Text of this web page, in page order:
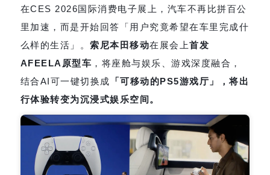
在CES 2026国际消费电子展上，汽车不再比拼百公
里加速，而是开始回答「用户究竟希望在车里完成什
么样的生活」。索尼本田移动在展会上首发
AFEELA原型车 ，将座舱与娱乐、游戏深度融合，
结合AI可一键切换成
「可移动的PS5游戏厅」，将出
行体验转变为沉浸式娱乐空间。